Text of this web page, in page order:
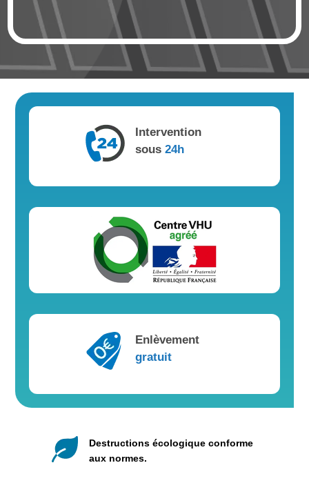
Intervention
sous 24h
Enlèvement
gratuit
Destructions écologique conforme
aux normes.